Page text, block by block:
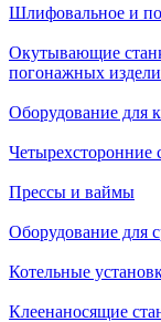
Шлифовальное и
Окутывающие
погонажных
Оборудование для
Четырехсторонние
Прессы и ваймы
Оборудование для
Котельные
Клеенаносящие